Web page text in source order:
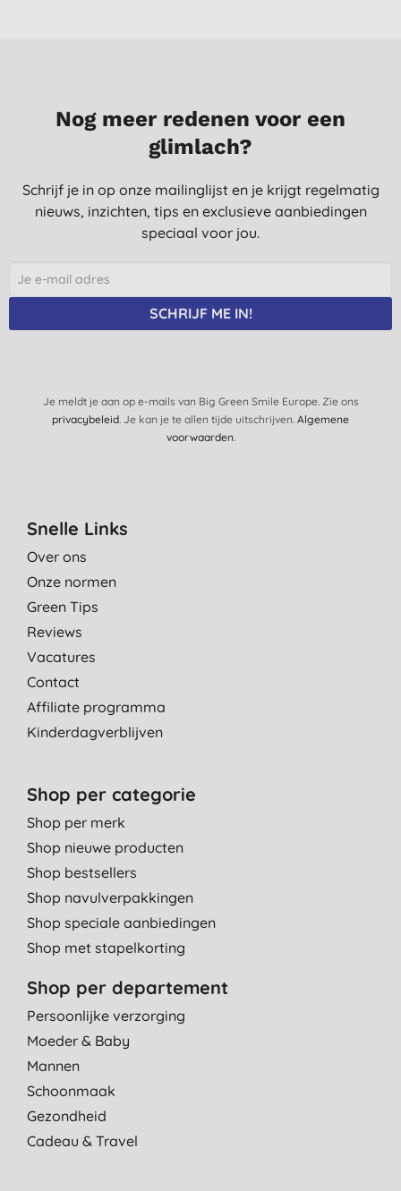
Nog meer redenen voor een
glimlach?
Schrijf je in op onze mailinglijst en je krijgt regelmatig
nieuws, inzichten, tips en exclusieve aanbiedingen
speciaal voor jou.
SCHRIJF ME IN!
Je meldt je aan op e-mails van Big Green Smile Europe. Zie ons
privacybeleid. Je kan je te allen tijde uitschrijven. Algemene
voorwaarden.
Snelle Links
Over ons
Onze normen
Green Tips
Reviews
Vacatures
Contact
Affiliate programma
Kinderdagverblijven
Shop per categorie
Shop per merk
Shop nieuwe producten
Shop bestsellers
Shop navulverpakkingen
Shop speciale aanbiedingen
Shop met stapelkorting
Shop per departement
Persoonlijke verzorging
Moeder & Baby
Mannen
Schoonmaak
Gezondheid
Cadeau & Travel